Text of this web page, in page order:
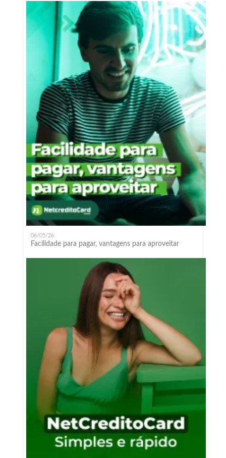
06/05/26
Facilidade para pagar, vantagens para aproveitar